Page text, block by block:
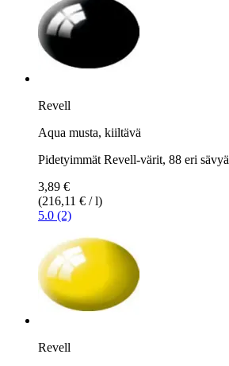
Revell
Aqua musta, kiiltävä
Pidetyimmät Revell-värit, 88 eri sävyä
3,89 €
(216,11 € / l)
5.0 (2)
Revell